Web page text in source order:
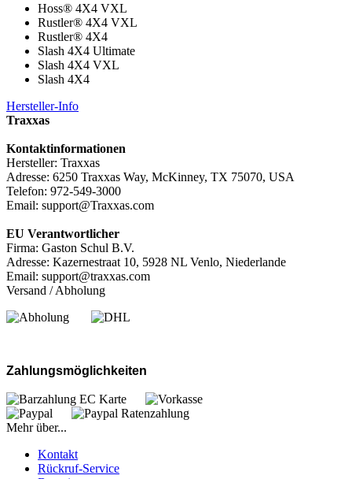
Hoss® 4X4 VXL
Rustler® 4X4 VXL
Rustler® 4X4
Slash 4X4 Ultimate
Slash 4X4 VXL
Slash 4X4
Hersteller-Info
Traxxas
Kontaktinformationen
Hersteller: Traxxas
Adresse: 6250 Traxxas Way, McKinney, TX 75070, USA
Telefon: 972-549-3000
Email: support@Traxxas.com
EU Verantwortlicher
Firma: Gaston Schul B.V.
Adresse: Kazernestraat 10, 5928 NL Venlo, Niederlande
Email: support@traxxas.com
Versand / Abholung
Zahlungsmöglichkeiten
Mehr über...
Kontakt
Rückruf-Service